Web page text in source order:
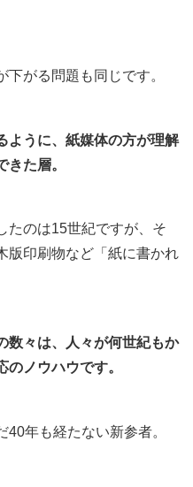
がる問題も同じです。
ように、紙媒体の方が理解
た層。
たのは15世紀ですが、そ
版印刷物など「紙に書かれ
数々は、人々が何世紀もか
ノウハウです。
年も経たない新参者。